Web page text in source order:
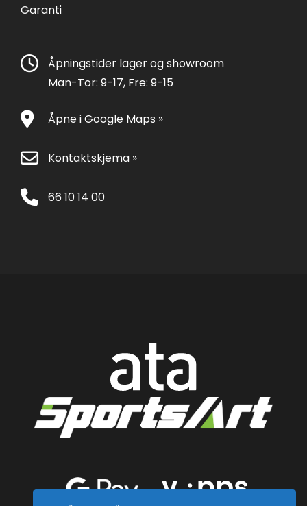
Garanti
Åpningstider lager og showroom
Man-Tor: 9-17, Fre: 9-15
Åpne i Google Maps »
Kontaktskjema »
66 10 14 00